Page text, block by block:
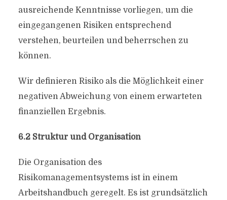
ausreichende Kenntnisse vorliegen, um die
eingegangenen Risiken entsprechend
verstehen, beurteilen und beherrschen zu
können.
Wir definieren Risiko als die Möglichkeit einer
negativen Abweichung von einem erwarteten
finanziellen Ergebnis.
6.2 Struktur und Organisation
Die Organisation des
Risikomanagementsystems ist in einem
Arbeitshandbuch geregelt. Es ist grundsätzlich